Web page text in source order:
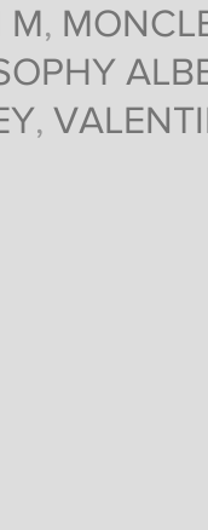
M,
,